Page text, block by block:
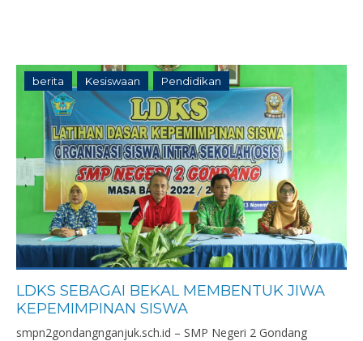
berita Kesiswaan Pendidikan
LDKS SEBAGAI BEKAL MEMBENTUK JIWA
KEPEMIMPINAN SISWA
smpn2gondangnganjuk.sch.id – SMP Negeri 2 Gondang